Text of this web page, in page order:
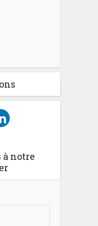
notre